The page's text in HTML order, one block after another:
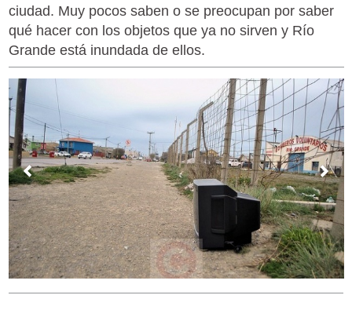
ciudad. Muy pocos saben o se preocupan por saber
qué hacer con los objetos que ya no sirven y Río
Grande está inundada de ellos.